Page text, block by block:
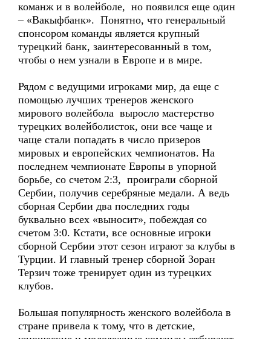
команж и в волейболе, но появился еще один
– «Вакыфбанк». Понятно, что генеральный
спонсором команды является крупный
турецкий банк, заинтересованный в том,
чтобы о нем узнали в Европе и в мире.
Рядом с ведущими игроками мир, да еще с
помощью лучших тренеров женского
мирового волейбола выросло мастерство
турецких волейболисток, они все чаще и
чаще стали попадать в число призеров
мировых и европейских чемпионатов. На
последнем чемпионате Европы в упорной
борьбе, со счетом 2:3, проиграли сборной
Сербии, получив серебряные медали. А ведь
сборная Сербии два последних годы
буквально всех «выносит», побеждая со
счетом 3:0. Кстати, все основные игроки
сборной Сербии этот сезон играют за клубы в
Турции. И главный тренер сборной Зоран
Терзич тоже тренирует один из турецких
клубов.
Большая популярность женского волейбола в
стране привела к тому, что в детские,